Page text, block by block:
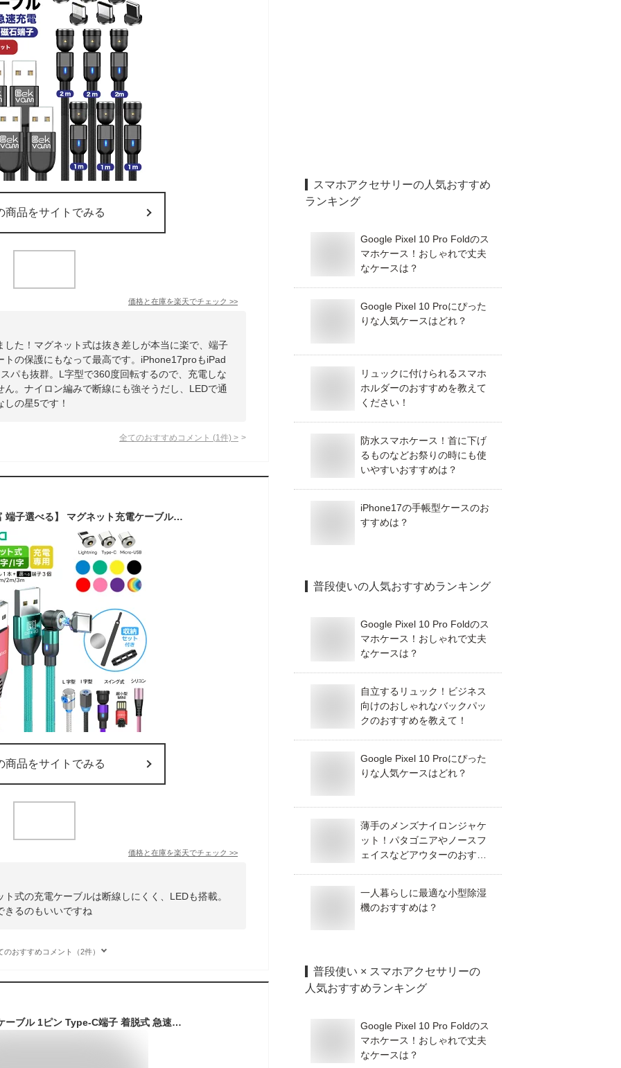
商品をサイトでみる
価格と在庫を楽天でチェック >>
た！マグネット式は抜き差しが本当に楽で、端子
の保護にもなって最高です。iPhone17proもiPad
パも抜群。L字型で360度回転するので、充電しな
。ナイロン編みで断線にも強そうだし、LEDで通
の星5です！
全てのおすすめコメント (1 件) >
【0.3m～3m 種類豊富 端子選べる】 マグネット充電ケーブル 3in1 1PIN L字 540度回転 iPhone 17 16 15 Type-C Lightning MicroUSB Android スマホ LED付き 高耐久ナイロン 端子保護 防塵 充電専用 多機種対応 磁石 ワンタッチ接続 車載 片手操作 近づけるだけ ストレスフリー
商品をサイトでみる
価格と在庫を楽天でチェック >>
式の充電ケーブルは断線しにくく、LEDも搭載。
きるのもいいですね
のおすすめコメント（2件）
マグネット 磁気充電ケーブル 1ピン Type-C端子 着脱式 急速充電 防塵磁石 led通電指示 断線防止 などType-C機種対応(タイプC端子*4個) (0.5m*2)
スマホアクセサリーの人気おすすめ
ランキング
Google Pixel 10 Pro Foldのス
マホケース！おしゃれで丈夫
なケースは？
Google Pixel 10 Proにぴった
りな人気ケースはどれ？
リュックに付けられるスマホ
ホルダーのおすすめを教えて
ください！
防水スマホケース！首に下げ
るものなどお祭りの時にも使
いやすいおすすめは？
iPhone17の手帳型ケースのお
すすめは？
普段使いの人気おすすめランキング
Google Pixel 10 Pro Foldのス
マホケース！おしゃれで丈夫
なケースは？
自立するリュック！ビジネス
向けのおしゃれなバックパッ
クのおすすめを教えて！
Google Pixel 10 Proにぴった
りな人気ケースはどれ？
薄手のメンズナイロンジャケ
ット！パタゴニアやノースフ
ェイスなどアウターのおすす
一人暮らしに最適な小型除湿
機のおすすめは？
普段使い × スマホアクセサリーの
人気おすすめランキング
Google Pixel 10 Pro Foldのス
マホケース！おしゃれで丈夫
なケースは？